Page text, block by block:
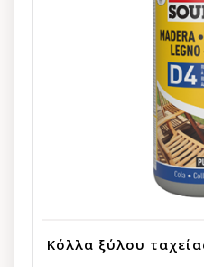
Κόλλα ξύλου